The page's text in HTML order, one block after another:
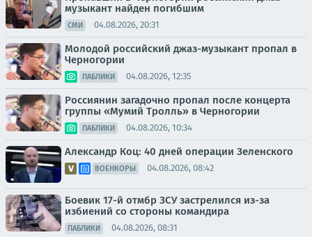
музыкант найден погибшим
СМИ 04.08.2026, 20:31
Молодой российский джаз-музыкант пропал в
Черногории
ПАБЛИКИ 04.08.2026, 12:35
Россиянин загадочно пропал после концерта
группы «Мумий Тролль» в Черногории
ПАБЛИКИ 04.08.2026, 10:34
Александр Коц: 40 дней операции Зеленского
ВОЕНКОРЫ 04.08.2026, 08:42
Боевик 17-й отмбр ЗСУ застрелился из-за
избиений со стороны командира
ПАБЛИКИ 04.08.2026, 08:31